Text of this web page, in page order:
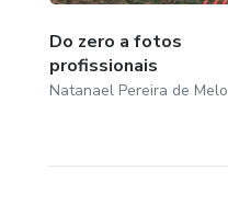
Do zero a fotos
profissionais
Natanael Pereira de Melo